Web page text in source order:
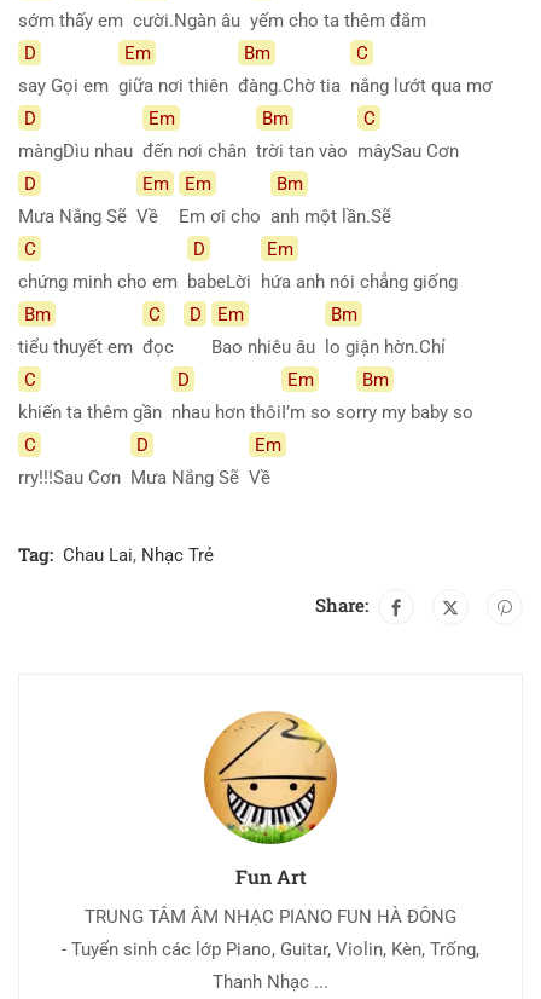
sớm thấy em cười.Ngàn âu yếm cho ta thêm đắm
D
say Gọi em
Em
giữa nơi thiên
Bm
đàng.Chờ tia
C
nắng lướt qua mơ
D
màngDìu nhau
Em
đến nơi chân
Bm
trời tan vào
C
mâySau Cơn
D
Mưa Nắng Sẽ
Em
Về
Em
Em ơi cho
Bm
anh một lần.Sẽ
C
chứng minh cho em
D
babeLời
Em
hứa anh nói chẳng giống
Bm
tiểu thuyết em
C
đọc
D
Em
Bao nhiêu âu
Bm
lo giận hờn.Chỉ
C
khiến ta thêm gần
D
nhau hơn thôi
Em
I’m so so
Bm
rry my baby so
C
rry!!!Sau Cơn
D
Mưa Nắng Sẽ
Em
Về
Tag: Chau Lai, Nhạc Trẻ
Share:
Fun Art
TRUNG TÂM ÂM NHẠC PIANO FUN HÀ ĐÔNG
- Tuyển sinh các lớp Piano, Guitar, Violin, Kèn, Trống,
Thanh Nhạc ...